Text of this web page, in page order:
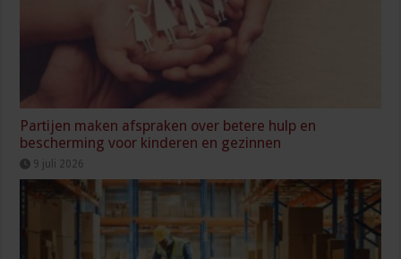
Partijen maken afspraken over betere hulp en
bescherming voor kinderen en gezinnen
9 juli 2026